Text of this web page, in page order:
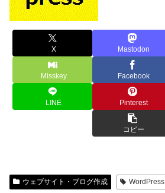
X Mastodon
Misskey Facebook
LINE Pinterest
コピー
ウェブサイト・ブログ作成 WordPress